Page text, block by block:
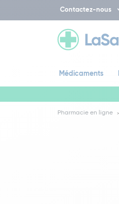
Contactez-nous
Médicaments
Pharmacie en ligne